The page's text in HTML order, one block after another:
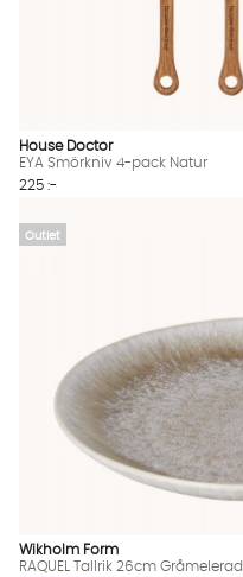
House Doctor
EYA Smörkniv 4-pack Natur
225 :-
Outlet
Wikholm Form
RAQUEL Tallrik 26cm Gråmelerad